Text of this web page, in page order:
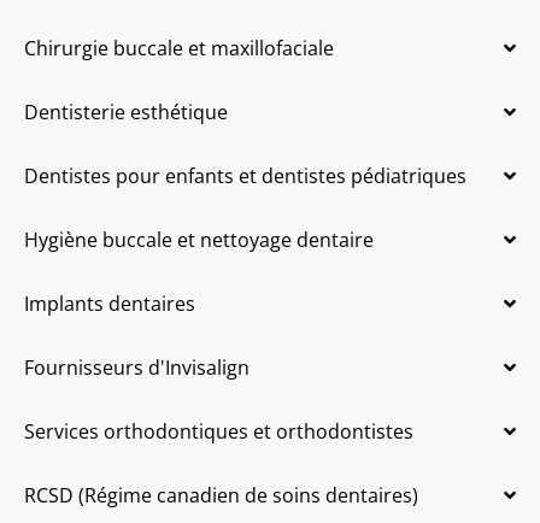
Chirurgie buccale et maxillofaciale
Dentisterie esthétique
Dentistes pour enfants et dentistes pédiatriques
Hygiène buccale et nettoyage dentaire
Implants dentaires
Fournisseurs d'Invisalign
Services orthodontiques et orthodontistes
RCSD (Régime canadien de soins dentaires)